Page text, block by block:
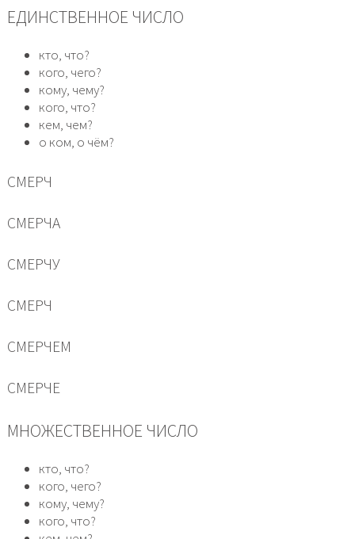
ЕДИНСТВЕННОЕ ЧИСЛО
кто, что?
кого, чего?
кому, чему?
кого, что?
кем, чем?
о ком, о чём?
СМЕРЧ
СМЕРЧА
СМЕРЧУ
СМЕРЧ
СМЕРЧЕМ
СМЕРЧЕ
МНОЖЕСТВЕННОЕ ЧИСЛО
кто, что?
кого, чего?
кому, чему?
кого, что?